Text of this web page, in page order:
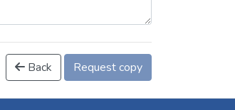
Back Request copy